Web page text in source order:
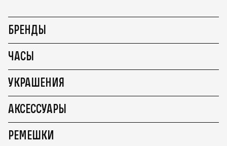
БРЕНДЫ
ЧАСЫ
УКРАШЕНИЯ
АКСЕССУАРЫ
РЕМЕШКИ